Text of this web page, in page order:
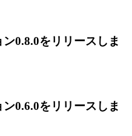
0.8.0をリリースしま
0.6.0をリリースしま